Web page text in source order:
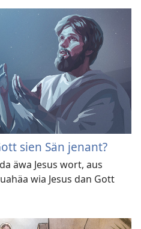
sien Sän jenant?
äwa Jesus wort, aus
wia Jesus dan Gott